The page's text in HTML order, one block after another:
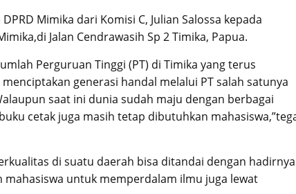
Mimika dari Komisi C, Julian Salossa kepada
Jalan Cendrawasih Sp 2 Timika, Papua.
Perguruan Tinggi (PT) di Timika yang terus
generasi handal melalui PT salah satunya
saat ini dunia sudah maju dengan berbagai
cetak juga masih tetap dibutuhkan
di suatu daerah bisa ditandai dengan hadirnya
untuk memperdalam ilmu juga lewat